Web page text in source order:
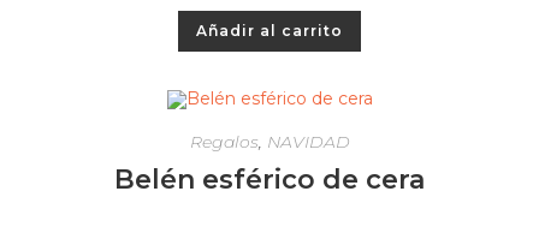
Añadir al carrito
Regalos, NAVIDAD
Belén esférico de cera